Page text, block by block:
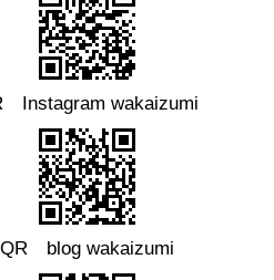
Instagram wakaizumi
QR blog wakaizumi